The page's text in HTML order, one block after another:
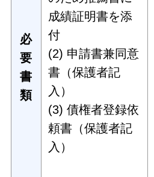
必
要
書
類
成績証明書を添
付
(2) 申請書兼同意
書（保護者記
入）
(3) 債権者登録依
頼書（保護者記
入）